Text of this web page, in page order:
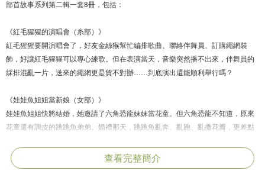
部首故事系列第二輯一套8冊，包括：
《紅毛猩猩的演唱會（糸部）》
紅毛猩猩要開演唱會了，好友金絲猴幫忙編排歌曲、聯絡伴舞員、訂購繩網裝
飾，好讓紅毛猩猩可以專心練歌。但在表演當天，音樂突然播不出來，伴舞員的
綵排混亂一片，送來的繩網更是貨不對辦……到底演出還能順利舉行嗎？
《娃娃魚姐姐當新娘（女部）》
娃娃魚姐姐快將結婚，她邀請了六角恐龍妹妹當花童。但六角恐龍不知道，原來
花童還有調皮的跳跳魚弟弟。婚禮那天，跳跳魚亂奔、亂跑、亂撒花瓣，更差點
《變色龍的謎語筆記（言部）》
查看完整簡介